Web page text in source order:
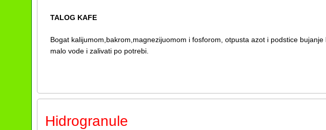
TALOG KAFE
Bogat kalijumom,bakrom,magnezijuomom i fosforom, otpusta azot i podstice
malo vode i zalivati po potrebi.
Hidrogranule